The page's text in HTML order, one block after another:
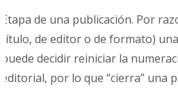
Etapa de una publicación. Por
título, de editor o de formato)
puede decidir reiniciar la
editorial, por lo que “cierra” una